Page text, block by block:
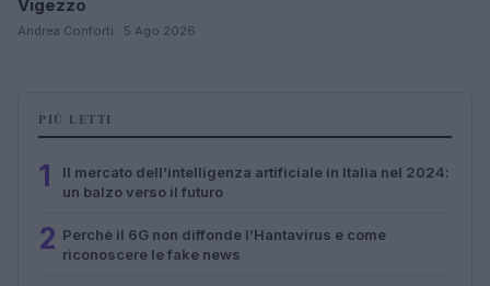
Vigezzo
Andrea Conforti · 5 Ago 2026
PIÙ LETTI
1
Il mercato dell’intelligenza artificiale in Italia nel 2024:
un balzo verso il futuro
2 Perché il 6G non diffonde l’Hantavirus e come
riconoscere le fake news